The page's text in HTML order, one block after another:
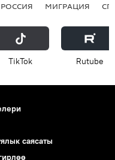
РОССИЯ МИГРАЦИЯ
ТikТоk Rutube
саясаты